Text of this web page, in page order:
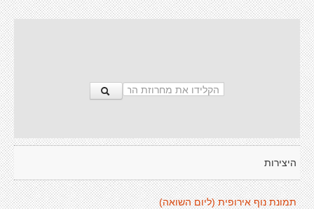
היצירות
תמונת נוף אירופית (ליום השואה)